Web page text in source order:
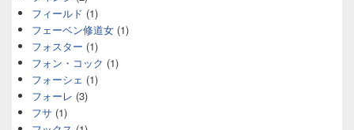
フィールド (1)
フェーベン修道女 (1)
フォスター (1)
フォン・コック (1)
フォーシェ (1)
フォーレ (3)
フサ (1)